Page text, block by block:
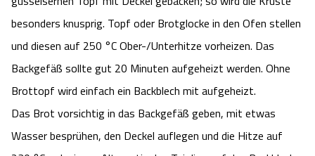
besonders knusprig. Topf oder Brotglocke in den Ofen stellen
und diesen auf 250 °C Ober-/Unterhitze vorheizen. Das
Backgefäß sollte gut 20 Minuten aufgeheizt werden. Ohne
Brottopf wird einfach ein Backblech mit aufgeheizt.
Das Brot vorsichtig in das Backgefäß geben, mit etwas
Wasser besprühen, den Deckel auflegen und die Hitze auf